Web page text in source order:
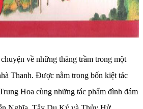
về những thăng trầm trong một
Thanh. Được nằm trong bốn kiệt tác
Hoa cùng những tác phẩm đình đám